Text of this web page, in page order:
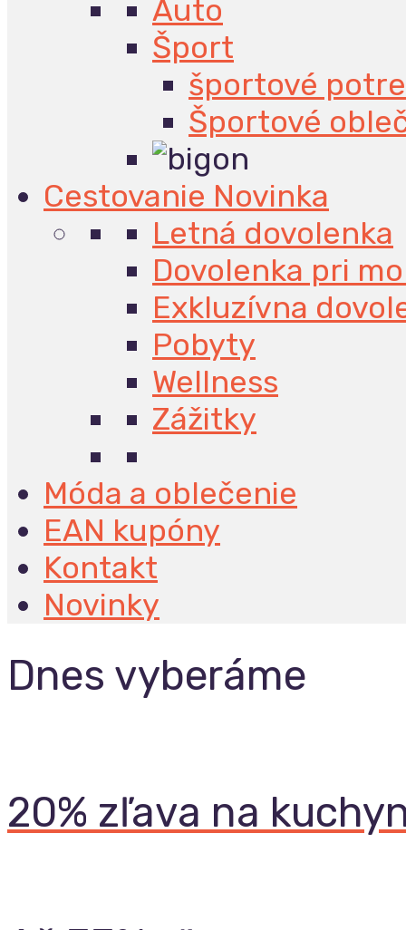
Auto
Šport
športové
Športové
Cestovanie Novinka
Letná dovolenka
Dovolenka pri
Exkluzívna
Pobyty
Wellness
Zážitky
Móda a oblečenie
EAN kupóny
Kontakt
Novinky
Dnes vyberáme
20% zľava na